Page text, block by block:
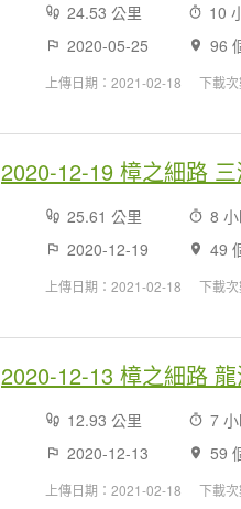
24.53 公里
2020-05-25
96
上傳日期：2021-02-18 下載
2020-12-19 樟之細路
25.61 公里 8
2020-12-19
49
上傳日期：2021-02-18 下載
2020-12-13 樟之細路
12.93 公里 7
2020-12-13
59
上傳日期：2021-02-18 下載